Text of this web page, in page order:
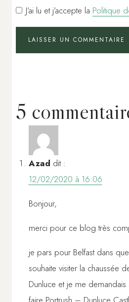
J’ai lu et j’accepte la Politique
5
Azad dit :
12/02/2020 à 16:06
Bonjour,
merci pour ce blog très
je pars pour Belfast dans
souhaite visiter la chaussée
Dunluce et je me demandais